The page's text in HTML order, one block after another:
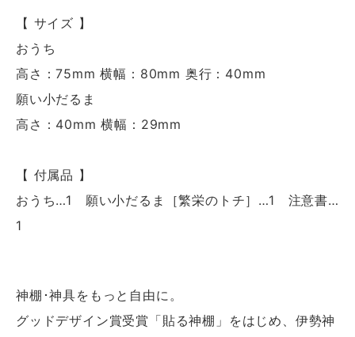
【 サイズ 】
おうち
高さ：75mm 横幅：80mm 奥行：40mm
願い小だるま
高さ：40mm 横幅：29mm
【 付属品 】
おうち…1 願い小だるま［繁栄のトチ］…1 注意書…
1
神棚･神具をもっと自由に。
グッドデザイン賞受賞「貼る神棚」をはじめ、伊勢神